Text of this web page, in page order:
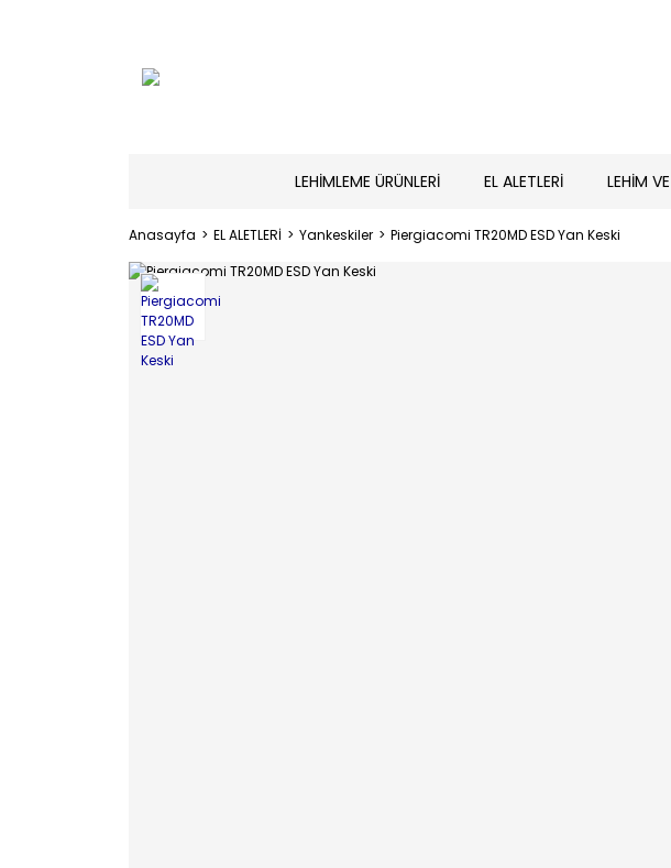
LEHİMLEME ÜRÜNLERİ EL ALETLERİ LEHİM
Anasayfa EL ALETLERİ Yankeskiler Piergiacomi TR20MD ESD Yan Keski